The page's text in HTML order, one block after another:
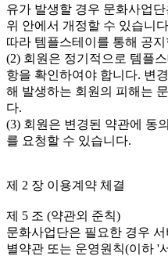
유가 발생할 경우 문화사업
위 안에서 개정할 수 있습니
따라 템플스테이를 통해 공
(2) 회원은 정기적으로 템플
항을 확인하여야 합니다. 변
해 발생하는 회원의 피해는
다.
(3) 회원은 변경된 약관에 동
를 요청할 수 있습니다.
제 2 장 이용계약 체결
제 5 조 (약관외 준칙)
문화사업단은 필요한 경우
별약관 또는 운영원칙(이하 '